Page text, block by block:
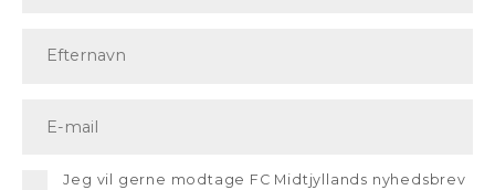
Jeg vil gerne modtage FC Midtjyllands nyhedsbrev